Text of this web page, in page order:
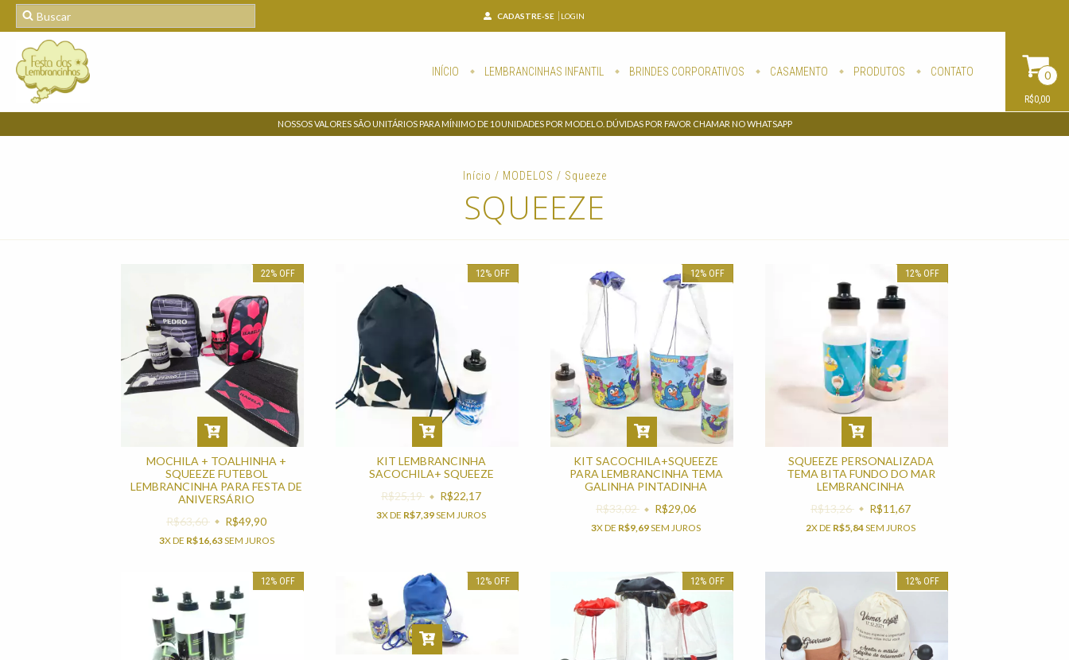
CADASTRE-SE LOGIN
INÍCIO LEMBRANCINHAS INFANTIL BRINDES CORPORATIVOS CASAMENTO PRODUTOS CONTATO 0
R$0,00
NOSSOS VALORES SÃO UNITÁRIOS PARA MÍNIMO DE 10 UNIDADES POR MODELO. DÚVIDAS POR FAVOR CHAMAR NO WHATSAPP
Início / MODELOS / Squeeze
SQUEEZE
22% OFF
MOCHILA + TOALHINHA +
SQUEEZE FUTEBOL
LEMBRANCINHA PARA FESTA DE
ANIVERSÁRIO
R$63,60
R$49,90
3X DE R$16,63SEM JUROS
12% OFF
KIT LEMBRANCINHA
SACOCHILA+ SQUEEZE
R$25,19
R$22,17
3X DE R$7,39SEM JUROS
12% OFF
KIT SACOCHILA+SQUEEZE
PARA LEMBRANCINHA TEMA
GALINHA PINTADINHA
R$33,02
R$29,06
3X DE R$9,69SEM JUROS
12% OFF
SQUEEZE PERSONALIZADA
TEMA BITA FUNDO DO MAR
LEMBRANCINHA
R$13,26
R$11,67
2X DE R$5,84SEM JUROS
12% OFF 12% OFF 12% OFF 12% OFF